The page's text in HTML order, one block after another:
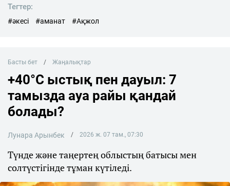
Тегтер:
#әкесі #аманат #Ақжол
Басты бет Жаңалықтар
+40°C ыстық пен дауыл: 7
тамызда ауа райы қандай
болады?
Лунара Арынбек 2026 ж. 07 там., 07:30
Түнде және таңертең облыстың батысы мен
солтүстігінде тұман күтіледі.